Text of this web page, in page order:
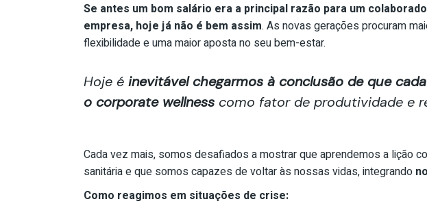
Se antes um bom salário era a principal razão para um
empresa, hoje já não é bem assim. As novas gerações procuram
flexibilidade e uma maior aposta no seu bem-estar.
Hoje é inevitável chegarmos à conclusão de que
o corporate wellness como fator de produtividade e
Cada vez mais, somos desafiados a mostrar que aprendemos a lição
sanitária e que somos capazes de voltar às nossas vidas, integrando
Como reagimos em situações de crise: